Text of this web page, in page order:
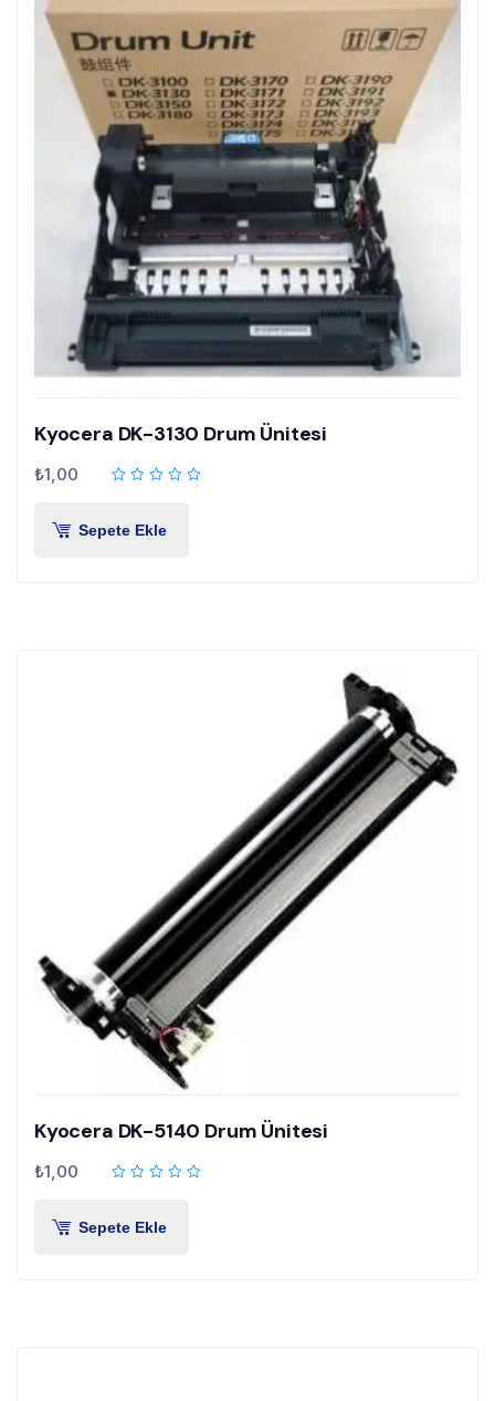
Kyocera DK-3130 Drum Ünitesi
₺1,00
Sepete Ekle
Kyocera DK-5140 Drum Ünitesi
₺1,00
Sepete Ekle